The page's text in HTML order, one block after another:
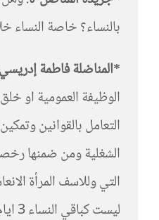
بالنساء؟ خاصة النساء
*المناضلة فاطمة
الوظيفة العمومية او
التعامل بالقوانين
الشغلية ومن ضمنها
التي وللاسف المرأة